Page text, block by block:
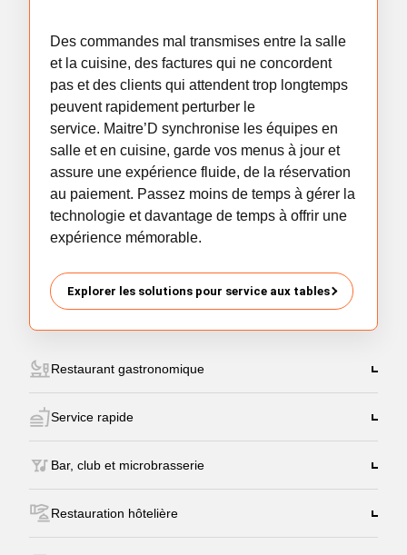
Des commandes mal transmises entre la salle
et la cuisine, des factures qui ne concordent
pas et des clients qui attendent trop longtemps
peuvent rapidement perturber le
service. Maitre’D synchronise les équipes en
salle et en cuisine, garde vos menus à jour et
assure une expérience fluide, de la réservation
au paiement. Passez moins de temps à gérer la
technologie et davantage de temps à offrir une
expérience mémorable.
Explorer les solutions pour service aux tables
Restaurant gastronomique
Service rapide
Bar, club et microbrasserie
Restauration hôtelière